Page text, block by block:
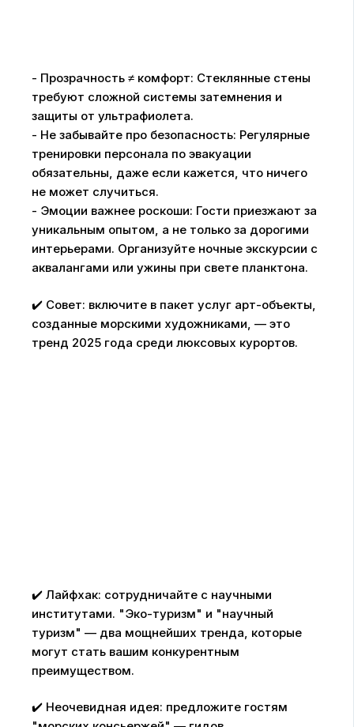
- Прозрачность ≠ комфорт: Стеклянные стены
требуют сложной системы затемнения и
защиты от ультрафиолета.
- Не забывайте про безопасность: Регулярные
тренировки персонала по эвакуации
обязательны, даже если кажется, что ничего
не может случиться.
- Эмоции важнее роскоши: Гости приезжают за
уникальным опытом, а не только за дорогими
интерьерами. Организуйте ночные экскурсии с
аквалангами или ужины при свете планктона.
✔️ Совет: включите в пакет услуг арт-объекты,
созданные морскими художниками, — это
тренд 2025 года среди люксовых курортов.
✔️ Лайфхак: сотрудничайте с научными
институтами. "Эко-туризм" и "научный
туризм" — два мощнейших тренда, которые
могут стать вашим конкурентным
преимуществом.
✔️ Неочевидная идея: предложите гостям